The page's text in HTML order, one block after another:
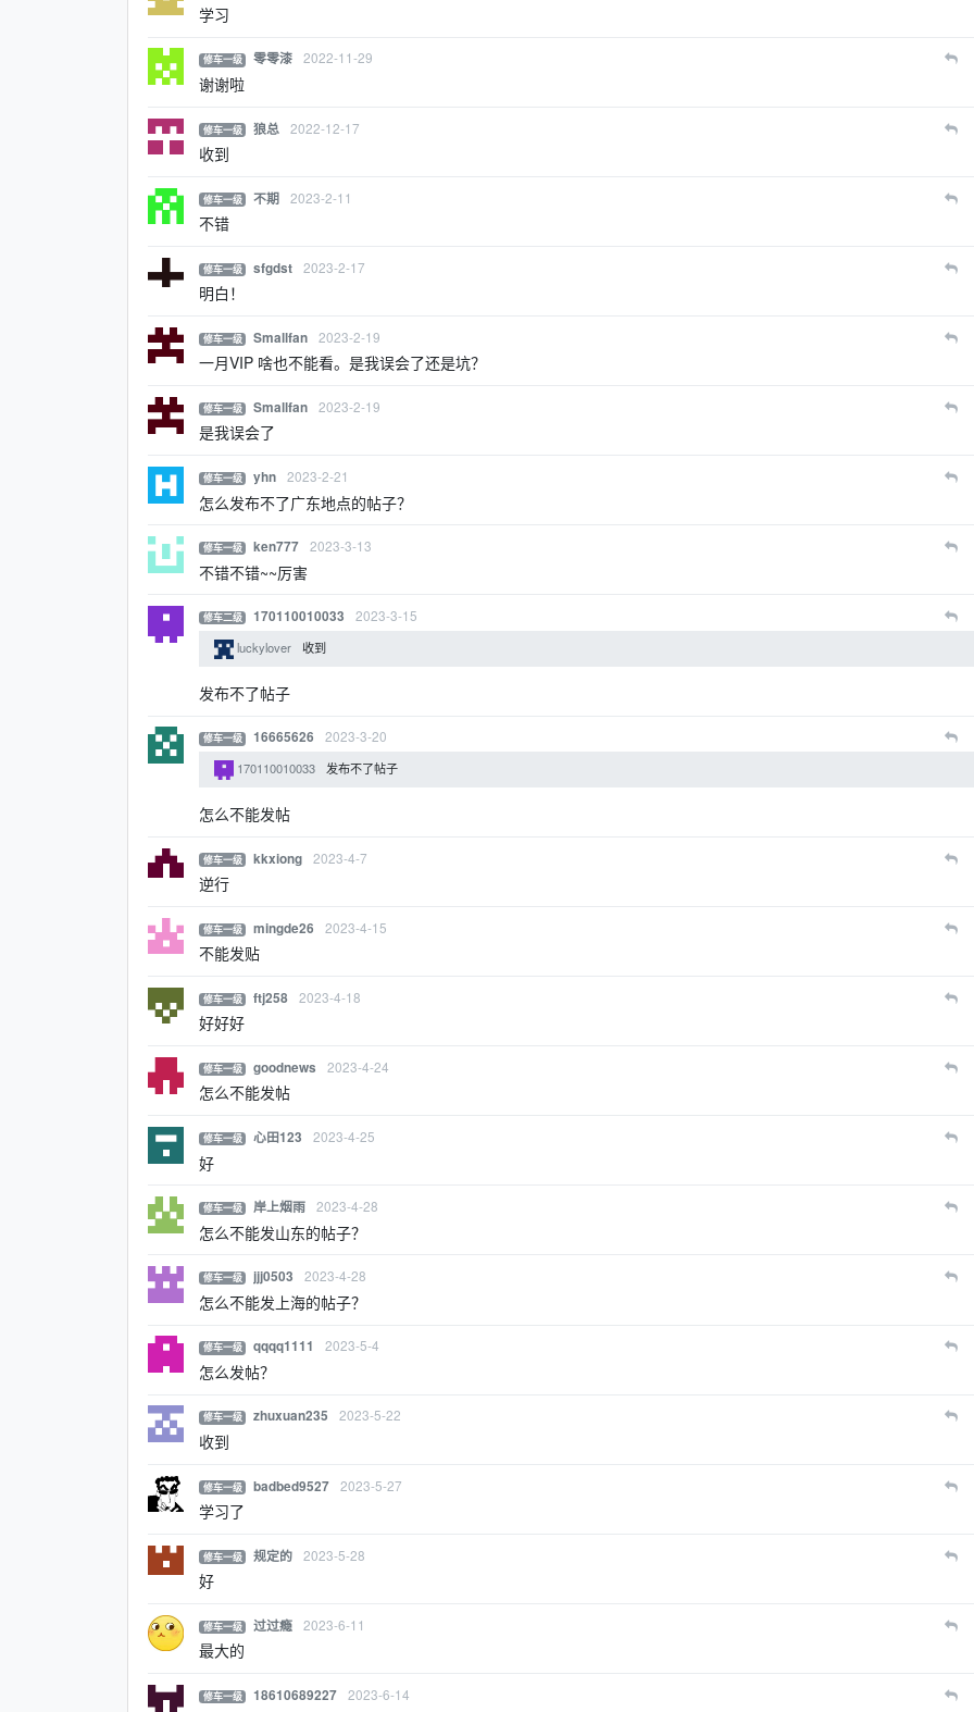
学习
修车一级 零零漆 2022-11-29
谢谢啦
修车一级 狼总 2022-12-17
收到
修车一级 不期 2023-2-11
不错
修车一级 sfgdst 2023-2-17
明白！
修车一级 Smallfan 2023-2-19
一月VIP 啥也不能看。是我误会了还是坑？
修车一级 Smallfan 2023-2-19
是我误会了
修车一级 yhn 2023-2-21
怎么发布不了广东地点的帖子？
修车一级 ken777 2023-3-13
不错不错~~厉害
修车二级 170110010033 2023-3-15
luckylover 收到
发布不了帖子
修车一级 16665626 2023-3-20
170110010033 发布不了帖子
怎么不能发帖
修车一级 kkxiong 2023-4-7
逆行
修车一级 mingde26 2023-4-15
不能发贴
修车一级 ftj258 2023-4-18
好好好
修车一级 goodnews 2023-4-24
怎么不能发帖
修车一级 心田123 2023-4-25
好
修车一级 岸上烟雨 2023-4-28
怎么不能发山东的帖子？
修车一级 jjj0503 2023-4-28
怎么不能发上海的帖子？
修车一级 qqqq1111 2023-5-4
怎么发帖？
修车一级 zhuxuan235 2023-5-22
收到
修车一级 badbed9527 2023-5-27
学习了
修车一级 规定的 2023-5-28
好
修车一级 过过瘾 2023-6-11
最大的
修车一级 18610689227 2023-6-14